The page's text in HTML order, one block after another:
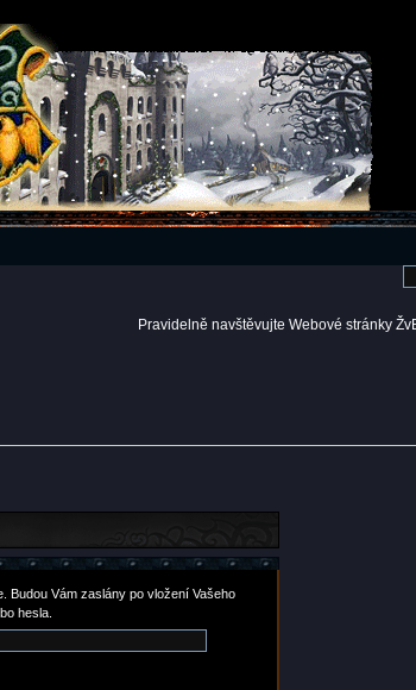
Pravidelně navštěvujte Webové stránky
Budou Vám zaslány po vložení Vašeho
hesla.